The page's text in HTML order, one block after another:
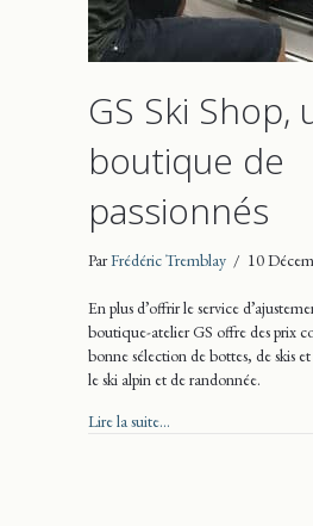
GS Ski Shop,
boutique de
passionnés
ParFrédéric Tremblay / 10
En plus d’offrir le service
boutique-atelier GS offre des prix
bonne sélection de bottes, de skis
le ski alpin et de randonnée.
Lire la suite...